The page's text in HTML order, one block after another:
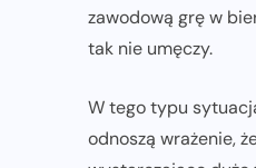
zawodową grę w
tak nie umęczy.
W tego typu
odnoszą wrażenie,